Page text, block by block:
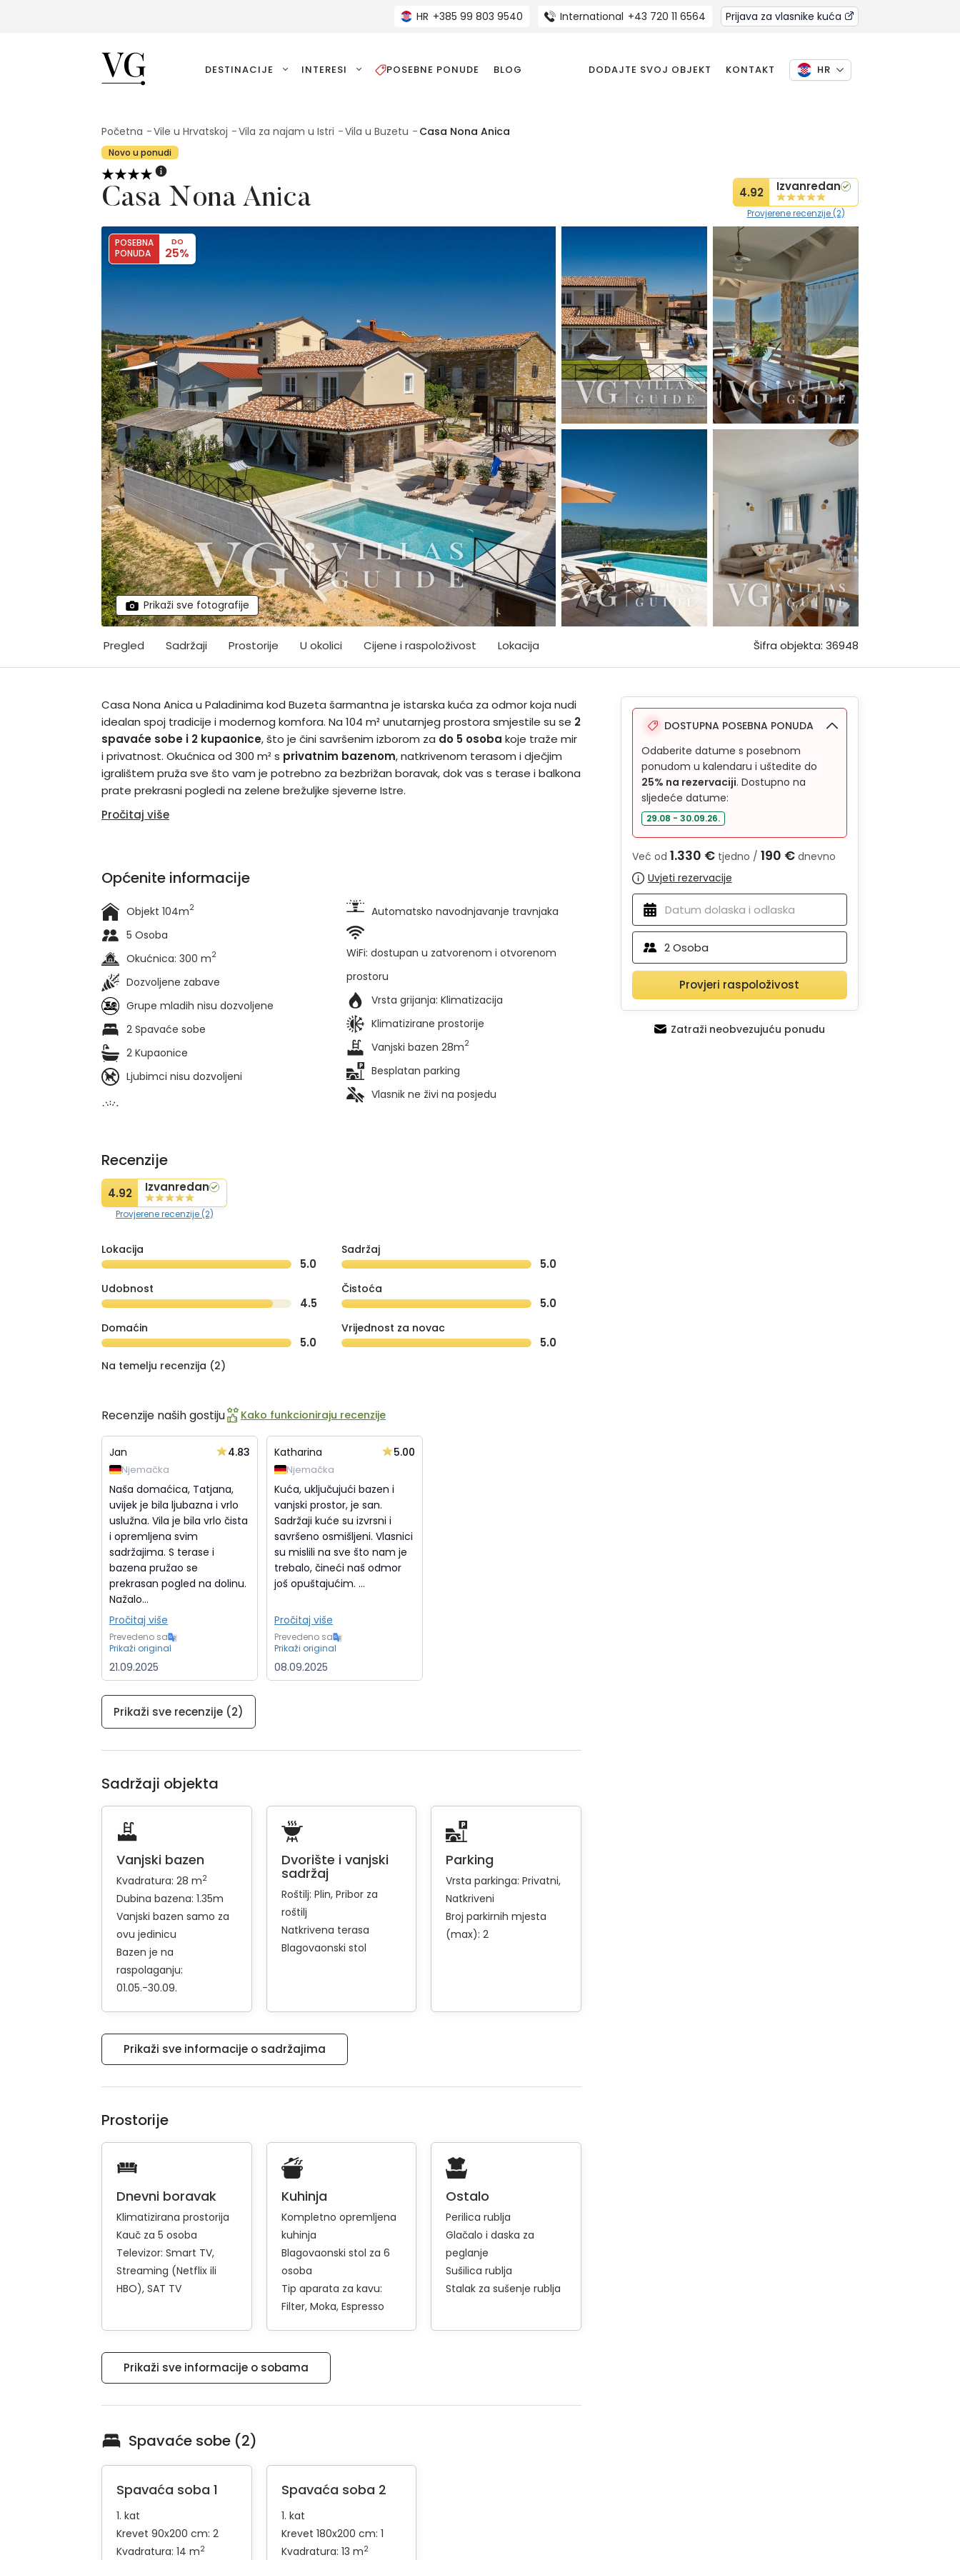
HR +385 99 803 9540 International +43 720 11 6564 Prijava za vlasnike kuća
VillasGuide
DESTINACIJE INTERESI POSEBNE PONUDE BLOG DODAJTE SVOJ OBJEKT KONTAKT HR
Početna Vile u Hrvatskoj Vila za najam u Istri Vila u Buzetu Casa Nona Anica
Novo u ponudi
Casa Nona Anica 4.92 Izvanredan
Provjerene recenzije (2)
POSEBNA
PONUDA
DO
25%
Prikaži sve fotografije
Pregled Sadržaji Prostorije U okolici Cijene i raspoloživost Lokacija Šifra objekta: 36948
Casa Nona Anica u Paladinima kod Buzeta šarmantna je istarska kuća za odmor koja nudi
idealan spoj tradicije i modernog komfora. Na 104 m² unutarnjeg prostora smjestile su se 2
spavaće sobe i 2 kupaonice, što je čini savršenim izborom za do 5 osoba koje traže mir
i privatnost. Okućnica od 300 m² s privatnim bazenom, natkrivenom terasom i dječjim
igralištem pruža sve što vam je potrebno za bezbrižan boravak, dok vas s terase i balkona
prate prekrasni pogledi na zelene brežuljke sjeverne Istre.
Pročitaj više
Općenite informacije
Objekt 104m2
5 Osoba
Okućnica: 300 m2
Dozvoljene zabave
Grupe mladih nisu dozvoljene
2 Spavaće sobe
2 Kupaonice
Ljubimci nisu dozvoljeni
Automatsko navodnjavanje travnjaka
WiFi: dostupan u zatvorenom i otvorenom
prostoru
Vrsta grijanja: Klimatizacija
Klimatizirane prostorije
Vanjski bazen 28m2
Besplatan parking
Vlasnik ne živi na posjedu
Recenzije
4.92 Izvanredan
Provjerene recenzije (2)
Lokacija
5.0
Sadržaj
5.0
Udobnost
4.5
Čistoća
5.0
Domaćin
5.0
Vrijednost za novac
5.0
Na temelju recenzija (2)
Recenzije naših gostiju Kako funkcioniraju recenzije
Jan 4.83
Njemačka
Naša domaćica, Tatjana,
uvijek je bila ljubazna i vrlo
uslužna. Vila je bila vrlo čista
i opremljena svim
sadržajima. S terase i
bazena pružao se
prekrasan pogled na dolinu.
Nažalo...
Pročitaj više
Prevedeno sa
Prikaži original
21.09.2025
Katharina 5.00
Njemačka
Kuća, uključujući bazen i
vanjski prostor, je san.
Sadržaji kuće su izvrsni i
savršeno osmišljeni. Vlasnici
su mislili na sve što nam je
trebalo, čineći naš odmor
još opuštajućim. ...
Pročitaj više
Prevedeno sa
Prikaži original
08.09.2025
Prikaži sve recenzije (2)
Sadržaji objekta
Vanjski bazen
Kvadratura: 28 m2
Dubina bazena: 1.35m
Vanjski bazen samo za
ovu jedinicu
Bazen je na
raspolaganju:
01.05.-30.09.
Dvorište i vanjski
sadržaj
Roštilj: Plin Pribor za
roštilj
Natkrivena terasa
Blagovaonski stol
Parking
Vrsta parkinga:Privatni
Natkriveni
Broj parkirnih mjesta
(max): 2
Prikaži sve informacije o sadržajima
Prostorije
Dnevni boravak
Klimatizirana prostorija
Kauč za 5 osoba
Televizor: Smart TV
Streaming (Netflix ili
HBO) SAT TV
Kuhinja
Kompletno opremljena
kuhinja
Blagovaonski stol za 6
osoba
Tip aparata za kavu:
Filter Moka Espresso
Ostalo
Perilica rublja
Glačalo i daska za
peglanje
Sušilica rublja
Stalak za sušenje rublja
Prikaži sve informacije o sobama
Spavaće sobe (2)
Spavaća soba 1
1. kat
Krevet 90x200 cm: 2
Kvadratura: 14 m2
Spavaća soba 2
1. kat
Krevet 180x200 cm: 1
Kvadratura: 13 m2
DOSTUPNA POSEBNA PONUDA
Odaberite datume s posebnom
ponudom u kalendaru i uštedite do
25% na rezervaciji. Dostupno na
sljedeće datume:
29.08 - 30.09.26.
Već od 1.330 €tjedno / 190 €dnevno
Uvjeti rezervacije
2Osoba
Provjeri raspoloživost
Zatraži neobvezujuću ponudu